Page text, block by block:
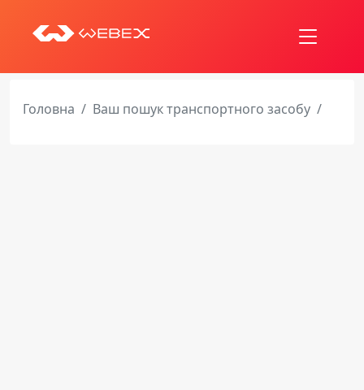
Головна Ваш пошук транспортного засобу